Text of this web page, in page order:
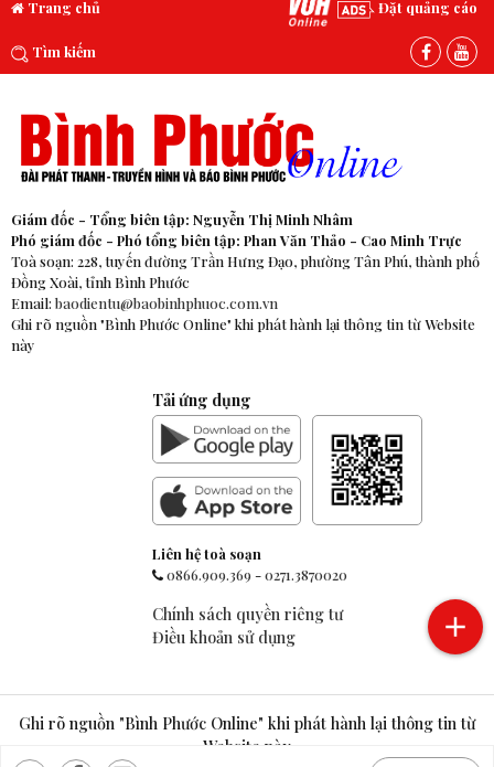
Trang chủ Đặt quảng cáo
Tìm kiếm
Giám đốc - Tổng biên tập: Nguyễn Thị Minh Nhâm
Phó giám đốc - Phó tổng biên tập: Phan Văn Thảo - Cao Minh Trực
Toà soạn: 228, tuyến đường Trần Hưng Đạo, phường Tân Phú, thành phố
Đồng Xoài, tỉnh Bình Phước
Email: baodientu@baobinhphuoc.com.vn
Ghi rõ nguồn "Bình Phước Online" khi phát hành lại thông tin từ Website
này
Tải ứng dụng
Liên hệ toà soạn
0866.909.369-0271.3870020
Chính sách quyền riêng tư
Điều khoản sử dụng
Ghi rõ nguồn "Bình Phước Online" khi phát hành lại thông tin từ
Website này